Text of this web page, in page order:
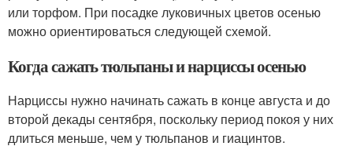
или торфом. При посадке луковичных цветов осенью
можно ориентироваться следующей схемой.
Когда сажать тюльпаны и нарциссы осенью
Нарциссы нужно начинать сажать в конце августа и до
второй декады сентября, поскольку период покоя у них
длиться меньше, чем у тюльпанов и гиацинтов.